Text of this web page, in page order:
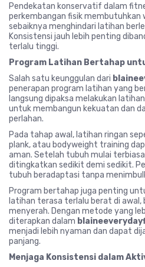
Pendekatan konservatif dalam
perkembangan fisik membutuhkan
sebaiknya menghindari latihan
Konsistensi jauh lebih penting
terlalu tinggi.
Program Latihan Bertahap
Salah satu keunggulan dari
penerapan program latihan yang
langsung dipaksa melakukan
untuk membangun kekuatan dan
perlahan.
Pada tahap awal, latihan ringan
plank, atau bodyweight training
aman. Setelah tubuh mulai
ditingkatkan sedikit demi sedikit.
tubuh beradaptasi tanpa
Program bertahap juga penting
latihan terasa terlalu berat di awal,
menyerah. Dengan metode yang
diterapkan dalam
menjadi lebih nyaman dan dapat
panjang.
Menjaga Konsistensi dalam